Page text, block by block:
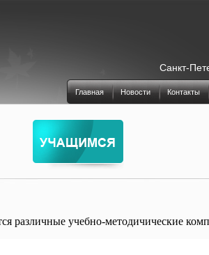
Санкт-
Главная Новости Контакты
различные учебно-методичические